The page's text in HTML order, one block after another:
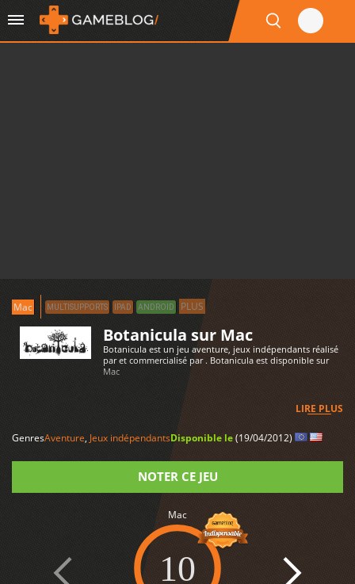
Mac MULTISUPPORTS IPAD ANDROID PLUS
Botanicula sur Mac
Botanicula est un jeu aventure, jeux indépendants réalisé
par et commercialisé par . Botanicula est disponible sur
Mac
LIRE PLUS
GenresAventure, Jeux indépendantsDisponible le(19/04/2012)
NOTER CE JEU
Mac
10